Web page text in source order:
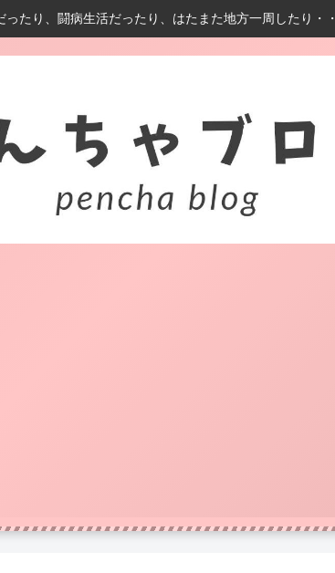
ったり、闘病生活だったり、はたまた地方一周したり・・